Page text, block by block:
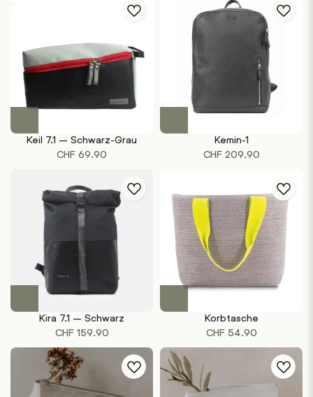
Keil 7.1 – Schwarz-Grau
CHF 69.90
Kemin-1
CHF209.90
Kira 7.1 – Schwarz
CHF159.90
Korbtasche
CHF54.90